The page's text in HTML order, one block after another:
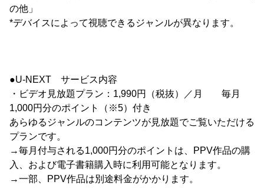
の他」
*デバイスによって視聴できるジャンルが異なります。
●U-NEXT サービス内容
・ビデオ見放題プラン：1,990円（税抜）／月 毎月
1,000円分のポイント（※5）付き
あらゆるジャンルのコンテンツが見放題でご覧いただける
プランです。
→毎月付与される1,000円分のポイントは、PPV作品の購
入、および電子書籍購入時に利用可能となります。
→一部、PPV作品は別途料金がかかります。